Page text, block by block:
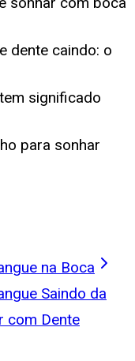
dente caindo: o
significado
para sonhar
na Boca
Saindo da
com Dente